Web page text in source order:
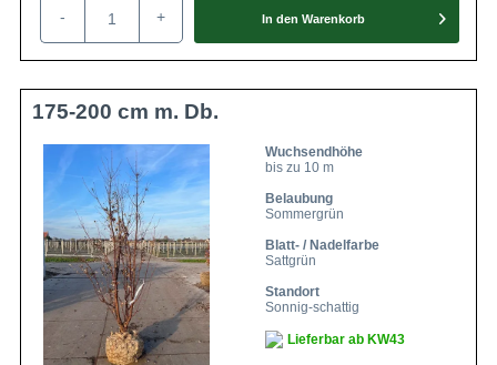
- + In den Warenkorb
175-200 cm m. Db.
Wuchsendhöhe
bis zu 10 m
Belaubung
Sommergrün
Blatt- / Nadelfarbe
Sattgrün
Standort
Sonnig-schattig
Lieferbar ab KW43